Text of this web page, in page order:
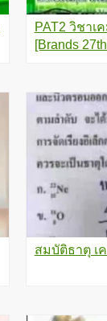
PAT2 วิชาเ
[Brands
สมบัติธาตุ เ